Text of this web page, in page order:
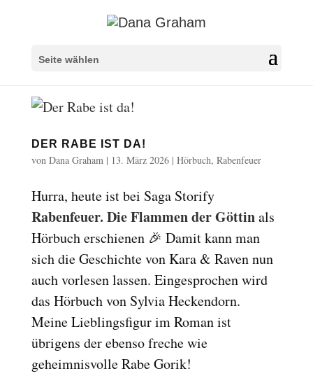
Seite wählen
DER RABE IST DA!
von Dana Graham| 13. März 2026| Hörbuch, Rabenfeuer
Hurra, heute ist bei Saga Storify
Rabenfeuer. Die Flammen der Göttinals
Hörbuch erschienen 🎉 Damit kann man
sich die Geschichte von Kara & Raven nun
auch vorlesen lassen. Eingesprochen wird
das Hörbuch von Sylvia Heckendorn.
Meine Lieblingsfigur im Roman ist
übrigens der ebenso freche wie
geheimnisvolle Rabe Gorik!